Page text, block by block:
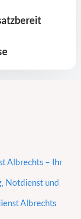
Albrechts – Ihr
Notdienst und
Albrechts